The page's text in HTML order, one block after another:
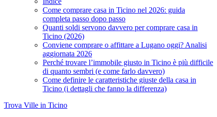
Come comprare casa in Ticino nel 2026: guida
completa passo dopo passo
Quanti soldi servono davvero per comprare casa in
Ticino (2026)
Conviene comprare o affittare a Lugano oggi? Analisi
aggiornata 2026
Perché trovare l’immobile giusto in Ticino è più difficile
di quanto sembri (e come farlo davvero)
Come definire le caratteristiche giuste della casa in
Ticino (i dettagli che fanno la differenza)
Trova Ville in Ticino